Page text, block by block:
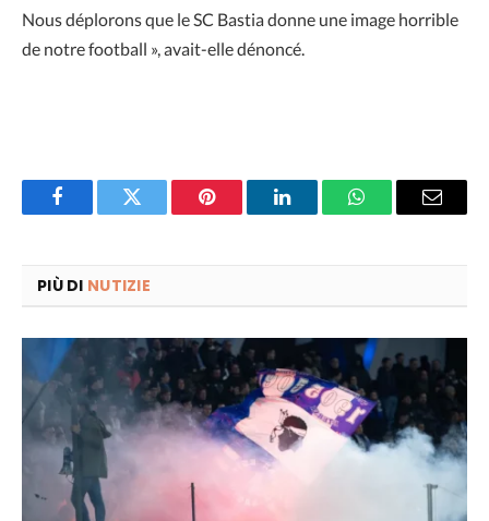
Nous déplorons que le SC Bastia donne une image horrible
de notre football », avait-elle dénoncé.
FacebookTwitter Pinterest LinkedInWhatsAppEmail
PIÙ DI NUTIZIE